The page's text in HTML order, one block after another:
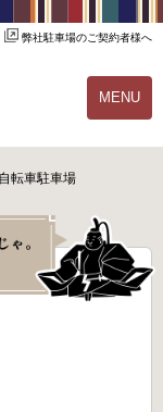
弊社駐車場のご契約者様へ
MENU
ご契約の流れ
場オーナー様へ
転車駐車場